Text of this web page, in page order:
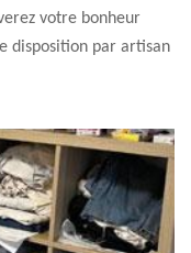
votre bonheur
disposition par artisan